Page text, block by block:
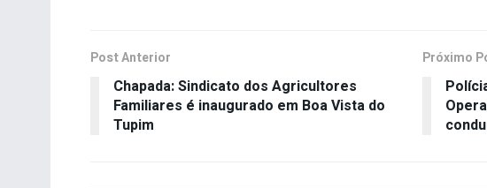
Post Anterior
Chapada: Sindicato dos Agricultores
Familiares é inaugurado em Boa Vista do
Tupim
Próximo